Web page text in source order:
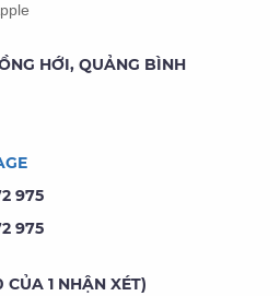
HỚI, QUẢNG BÌNH
975
975
CỦA 1 NHẬN XÉT)